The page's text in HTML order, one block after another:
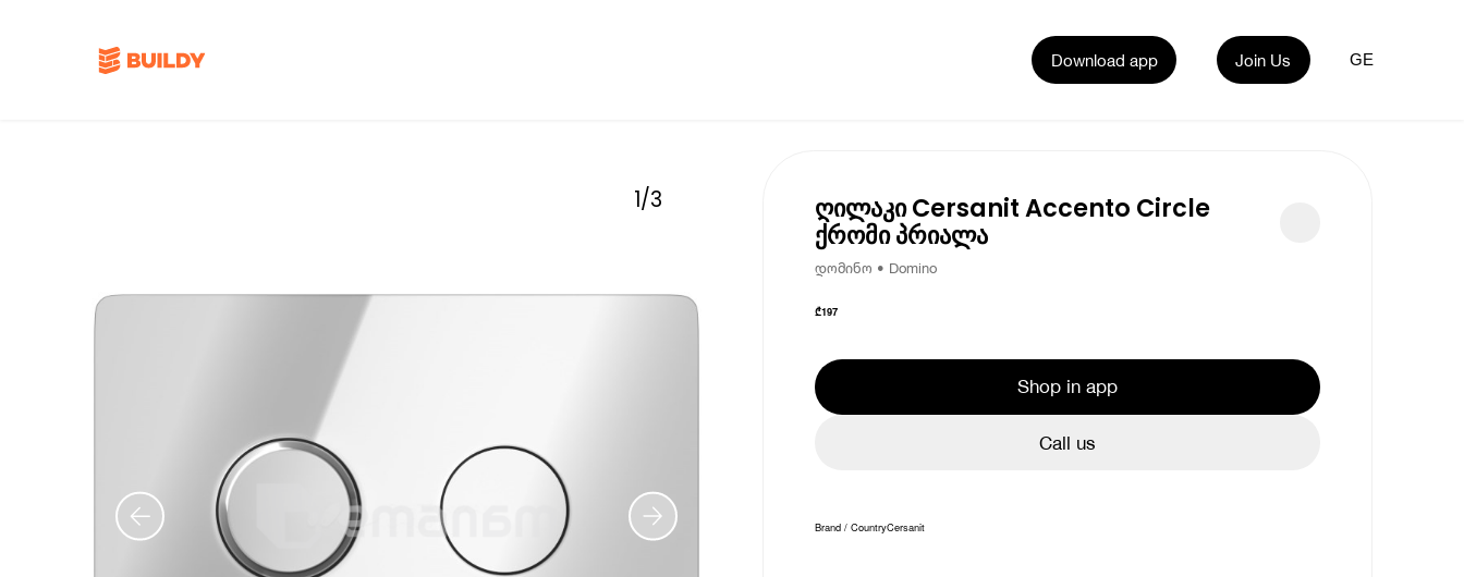
Download app Join Us GE
1/3 ღილაკი Cersanit Accento Circle
ქრომი პრიალა
დომინო • Domino
₾197
Shop in app
Call us
Brand / CountryCersanit